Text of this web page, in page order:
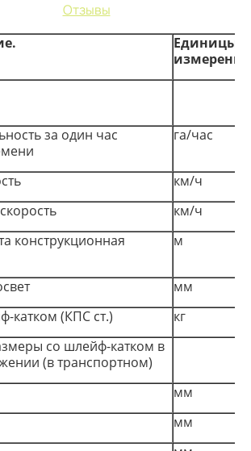
Отзывы
Единицы
за один час
га/час
км/ч
км/ч
конструкционная
м
мм
катком (КПС ст.)
кг
со шлейф-катком в
(в транспортном)
мм
мм